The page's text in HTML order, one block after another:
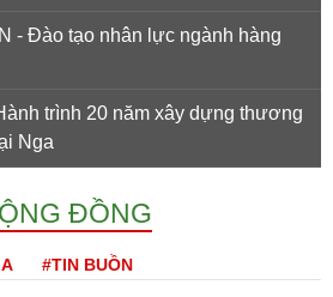
- Đào tạo nhân lực ngành hàng
trình 20 năm xây dựng thương
Nga
ĐỒNG
#TIN BUỒN